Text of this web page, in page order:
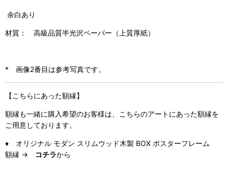
余白あり
材質： 高級品質半光沢ペーパー（上質厚紙）
* 画像2番目は参考写真です。
【こちらにあった額縁】
額縁も一緒に購入希望のお客様は、こちらのアートにあった額縁を
ご用意しております。
♦ オリジナル モダン スリムウッド木製 BOX ポスターフレーム
額縁 →
コチラから